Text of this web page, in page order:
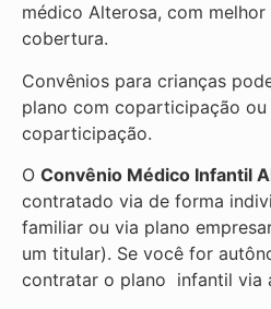
médico Alterosa, com
cobertura.
Convênios para crianças
plano com coparticipação ou
coparticipação.
O Convênio Médico Infantil
contratado via de forma
familiar ou via plano
um titular). Se você for
contratar o plano infantil via